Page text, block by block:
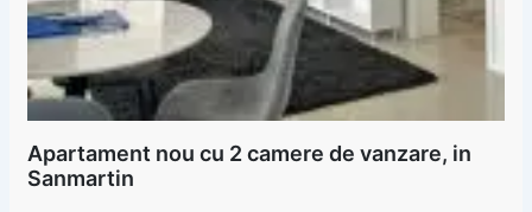
Apartament nou cu 2 camere de vanzare, in
Sanmartin